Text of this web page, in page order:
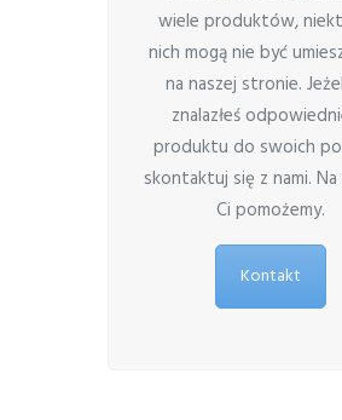
wiele produktów,
nich mogą nie być
na naszej stronie.
znalazłeś
produktu do swoich
skontaktuj się z nami.
Ci pomożemy.
Kontakt